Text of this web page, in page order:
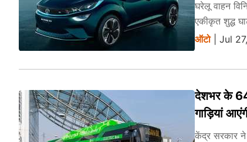
घरेलू वाहन
एकीकृत शुद्ध
ऑटो| Jul
देशभर के 64
गाड़ियां
केंद्र सरकार